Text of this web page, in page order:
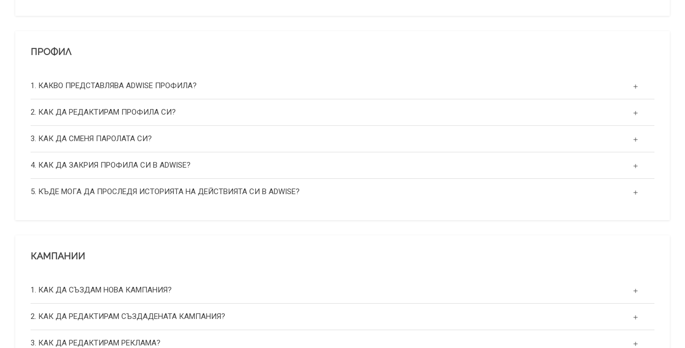
ПРОФИЛ
1. КАКВО ПРЕДСТАВЛЯВА ADWISE ПРОФИЛА?
2. КАК ДА РЕДАКТИРАМ ПРОФИЛА СИ?
3. КАК ДА СМЕНЯ ПАРОЛАТА СИ?
4. КАК ДА ЗАКРИЯ ПРОФИЛА СИ В ADWISE?
5. КЪДЕ МОГА ДА ПРОСЛЕДЯ ИСТОРИЯТА НА ДЕЙСТВИЯТА СИ В ADWISE?
КАМПАНИИ
1. КАК ДА СЪЗДАМ НОВА КАМПАНИЯ?
2. КАК ДА РЕДАКТИРАМ СЪЗДАДЕНАТА КАМПАНИЯ?
3. КАК ДА РЕДАКТИРАМ РЕКЛАМА?